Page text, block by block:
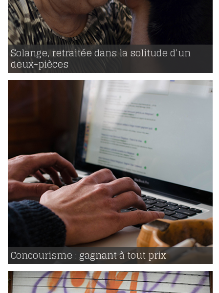
Solange, retraitée dans la solitude d’un
deux-pièces
voir
23 | 09 | 2016
668
Concourisme : gagnant à tout prix
voir
22 | 08 | 2016
800